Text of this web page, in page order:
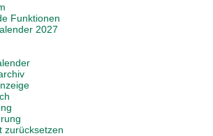
Funktionen
2027
zurücksetzen